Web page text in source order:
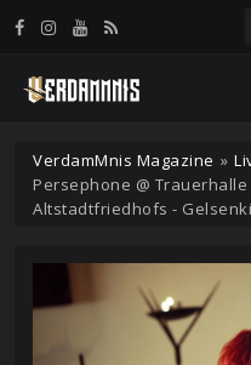
VerdamMnis Magazine »
Persephone @
Altstadtfriedhofs -
Panneau de gestion des